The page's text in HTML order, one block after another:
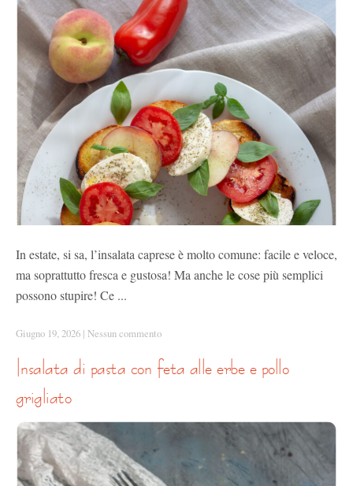
In estate, si sa, l’insalata caprese è molto comune: facile e veloce,
ma soprattutto fresca e gustosa! Ma anche le cose più semplici
possono stupire! Ce ...
Giugno 19, 2026 | Nessun commento
insalata di pasta con feta alle erbe e pollo
grigliato